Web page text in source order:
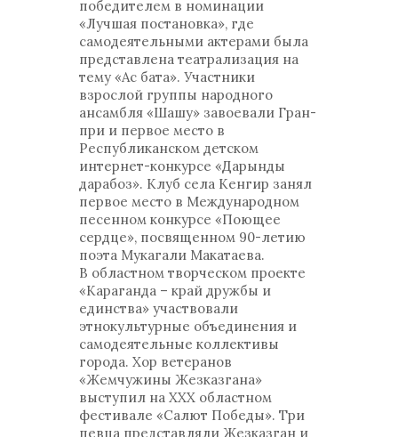
победителем в номинации
«Лучшая постановка», где
самодеятельными актерами была
представлена театрализация на
тему «Ас бата». Участники
взрослой группы народного
ансамбля «Шашу» завоевали Гран-
при и первое место в
Республиканском детском
интернет-конкурсе «Дарынды
дарабоз». Клуб села Кенгир занял
первое место в Международном
песенном конкурсе «Поющее
сердце», посвященном 90-летию
поэта Мукагали Макатаева.
В областном творческом проекте
«Караганда – край дружбы и
единства» участвовали
этнокультурные объединения и
самодеятельные коллективы
города. Хор ветеранов
«Жемчужины Жезказгана»
выступил на ХХХ областном
фестивале «Салют Победы». Три
певца представляли Жезказган и